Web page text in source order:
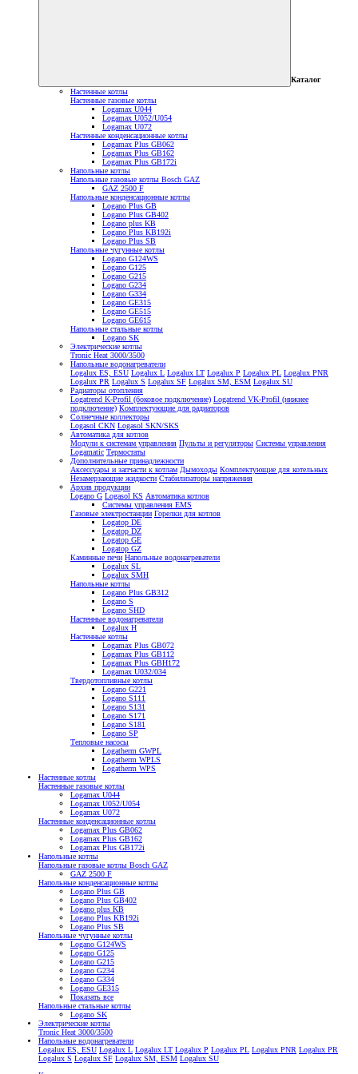
Каталог
Настенные котлы
Настенные газовые котлы
Logamax U044
Logamax U052/U054
Logamax U072
Настенные конденсационные котлы
Logamax Plus GB062
Logamax Plus GB162
Logamax Plus GB172i
Напольные котлы
Напольные газовые котлы Bosch GAZ
GAZ 2500 F
Напольные конденсационные котлы
Logano Plus GB
Logano Plus GB402
Logano plus KB
Logano Plus KB192i
Logano Plus SB
Напольные чугунные котлы
Logano G124WS
Logano G125
Logano G215
Logano G234
Logano G334
Logano GE315
Logano GE515
Logano GE615
Напольные стальные котлы
Logano SK
Электрические котлы
Tronic Heat 3000/3500
Напольные водонагреватели
Logalux ES, ESU Logalux L Logalux LT Logalux P Logalux PL Logalux PNR
Logalux PR Logalux S Logalux SF Logalux SM, ESM Logalux SU
Радиаторы отопления
Logatrend K-Profil (боковое подключение) Logatrend VK-Profil (нижнее
подключение) Комплектующие для радиаторов
Солнечные коллекторы
Logasol CKN Logasol SKN/SKS
Автоматика для котлов
Модули к системам управления Пульты и регуляторы Системы управления
Logamatic Термостаты
Дополнительные принадлежности
Аксессуары и запчасти к котлам Дымоходы Комплектующие для котельных
Незамерзающие жидкости Стабилизаторы напряжения
Архив продукции
Logano G Logasol KS Автоматика котлов
Системы управления EMS
Газовые электростанции Горелки для котлов
Logatop DE
Logatop DZ
Logatop GE
Logatop GZ
Каминные печи Напольные водонагреватели
Logalux SL
Logalux SMH
Напольные котлы
Logano Plus GB312
Logano S
Logano SHD
Настенные водонагреватели
Logalux H
Настенные котлы
Logamax Plus GB072
Logamax Plus GB112
Logamax Plus GBH172
Logamax U032/034
Твердотопливные котлы
Logano G221
Logano S111
Logano S131
Logano S171
Logano S181
Logano SP
Тепловые насосы
Logatherm GWPL
Logatherm WPLS
Logatherm WPS
Настенные котлы
Настенные газовые котлы
Logamax U044
Logamax U052/U054
Logamax U072
Настенные конденсационные котлы
Logamax Plus GB062
Logamax Plus GB162
Logamax Plus GB172i
Напольные котлы
Напольные газовые котлы Bosch GAZ
GAZ 2500 F
Напольные конденсационные котлы
Logano Plus GB
Logano Plus GB402
Logano plus KB
Logano Plus KB192i
Logano Plus SB
Напольные чугунные котлы
Logano G124WS
Logano G125
Logano G215
Logano G234
Logano G334
Logano GE315
Показать все
Напольные стальные котлы
Logano SK
Электрические котлы
Tronic Heat 3000/3500
Напольные водонагреватели
Logalux ES, ESU Logalux L Logalux LT Logalux P Logalux PL Logalux PNR Logalux PR
Logalux S Logalux SF Logalux SM, ESM Logalux SU